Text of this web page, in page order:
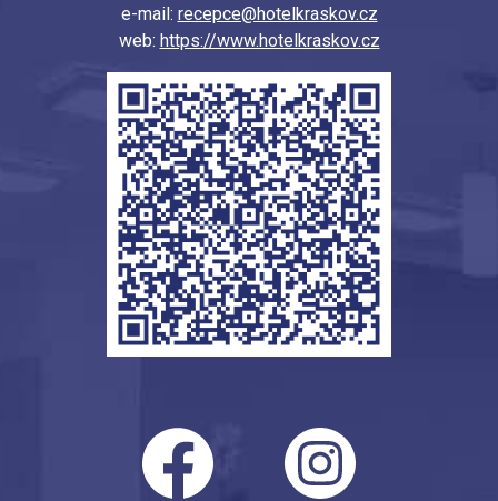
e-mail: recepce@hotelkraskov.cz
web: https://www.hotelkraskov.cz